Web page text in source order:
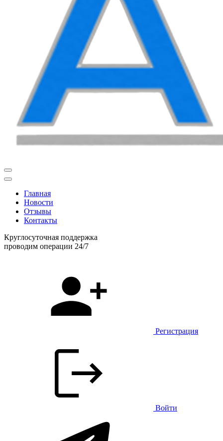
Главная
Новости
Отзывы
Контакты
Круглосуточная поддержка
проводим операции 24/7
Регистрация
Войти